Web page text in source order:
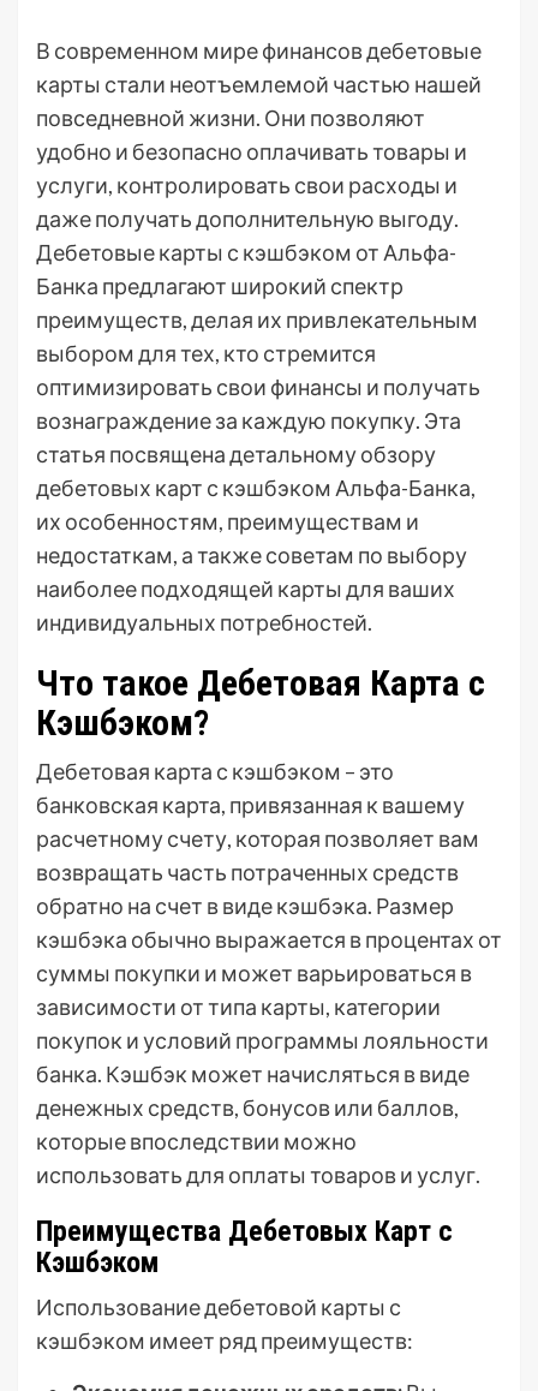
В современном мире финансов дебетовые
карты стали неотъемлемой частью нашей
повседневной жизни. Они позволяют
удобно и безопасно оплачивать товары и
услуги, контролировать свои расходы и
даже получать дополнительную выгоду.
Дебетовые карты с кэшбэком от Альфа-
Банка предлагают широкий спектр
преимуществ, делая их привлекательным
выбором для тех, кто стремится
оптимизировать свои финансы и получать
вознаграждение за каждую покупку. Эта
статья посвящена детальному обзору
дебетовых карт с кэшбэком Альфа-Банка,
их особенностям, преимуществам и
недостаткам, а также советам по выбору
наиболее подходящей карты для ваших
индивидуальных потребностей.
Что такое Дебетовая Карта с
Кэшбэком?
Дебетовая карта с кэшбэком – это
банковская карта, привязанная к вашему
расчетному счету, которая позволяет вам
возвращать часть потраченных средств
обратно на счет в виде кэшбэка. Размер
кэшбэка обычно выражается в процентах от
суммы покупки и может варьироваться в
зависимости от типа карты, категории
покупок и условий программы лояльности
банка. Кэшбэк может начисляться в виде
денежных средств, бонусов или баллов,
которые впоследствии можно
использовать для оплаты товаров и услуг.
Преимущества Дебетовых Карт с
Кэшбэком
Использование дебетовой карты с
кэшбэком имеет ряд преимуществ: